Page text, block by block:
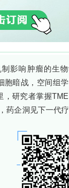
，简称MB)
Cas12a的
件下进行
苯酚(4-NP)
制校准曲线，
略）
交激活
无大分子
无色；有Pb2+